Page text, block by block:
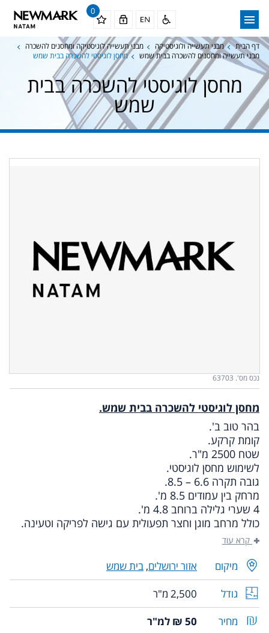
0
דף הבית מבני תעשייה ולוגיסטיקה
מבני תעשייה לוגיסטיקה ומחסנים להשכרה
מבני תעשייה ומחסנים להשכרה בבית שמש
מחסן לוגיסטי להשכרה בבית שמש
מחסן לוגיסטי להשכרה בבית
שמש
נכס מס'. 63703
מחסן לוגיסטי להשכרה בבית שמש.
בהר טוב ב'.
קומת קרקע.
שטח 2500 מ"ר.
לשימוש מחסן לוגיסטי.
גובה תקרה 6.6 – 8.5.
מרחק בין עמודים 8.5 מ'.
4 שערי גלילה ברוחב 4.8 מ'.
כולל מרחב מוגן וחצר תפעולית עם גישה לפריקה וטעינה.
מיקום אזור ירושלים, בית שמש
גודל
2,500 מ"ר
מחיר
50 ₪ למ"ר